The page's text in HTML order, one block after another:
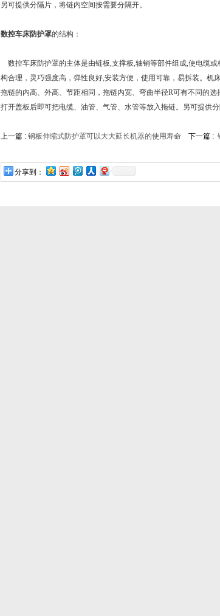
另可提供分隔片，将链内空间按需要分隔开。
数控车床防护罩的结构：
数控车床防护罩的主体是由链板,支撑板,轴销等部件组成,使电缆
构合理，灵巧强度高，弹性良好,安装方便，使用可靠，易拆装。
拖链的内高、外高、节距相同，拖链内宽、弯曲半径R可有不同的
打开盖板后即可把电缆、油管、气管、水管等放入拖链。另可提供
上一篇 : 钢板伸缩式防护罩可以大大延长机器的使用寿命下一篇 :
分享到：